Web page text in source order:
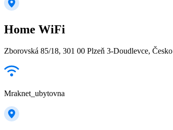
Home WiFi
Zborovská 85/18, 301 00 Plzeň 3-Doudlevce, Česko
Mraknet_ubytovna